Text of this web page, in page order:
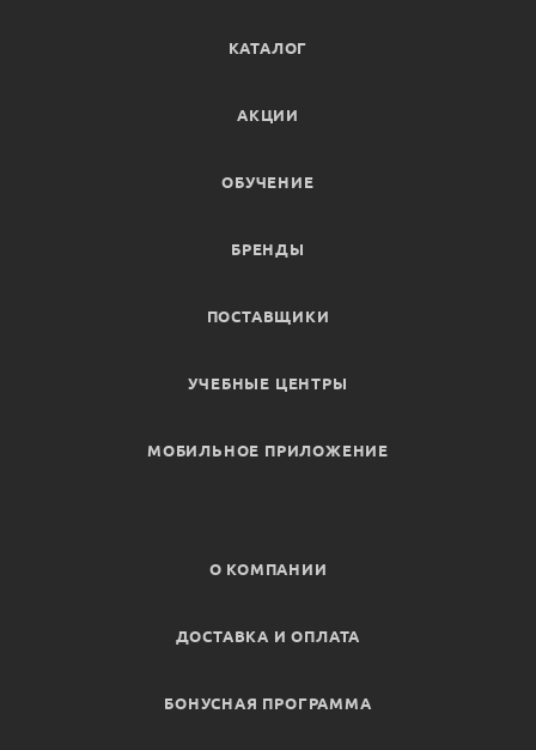
КАТАЛОГ
АКЦИИ
ОБУЧЕНИЕ
БРЕНДЫ
ПОСТАВЩИКИ
УЧЕБНЫЕ ЦЕНТРЫ
МОБИЛЬНОЕ ПРИЛОЖЕНИЕ
О КОМПАНИИ
ДОСТАВКА И ОПЛАТА
БОНУСНАЯ ПРОГРАММА